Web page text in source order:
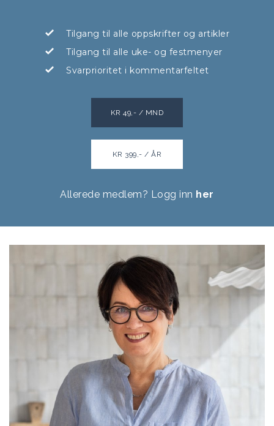
Tilgang til alle oppskrifter og artikler
Tilgang til alle uke- og festmenyer
Svarprioritet i kommentarfeltet
KR 49,- / MND
KR 399,- / ÅR
Allerede medlem? Logg inn her